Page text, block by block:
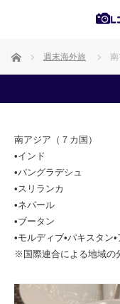
ホーム 週末海外旅
南アジア（７カ国）
•インド
•バングラデシュ
•スリランカ
•ネパール
•ブータン
•モルディブ•パキスタン
※国際連合による地域の